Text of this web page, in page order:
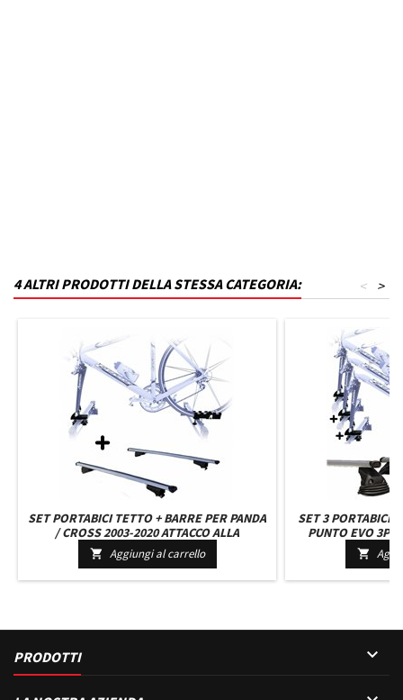
4 ALTRI PRODOTTI DELLA STESSA CATEGORIA: >
<
SET PORTABICI TETTO + BARRE PER PANDA
/ CROSS 2003-2020 ATTACCO ALLA
FORCELLA UNIVERSALE BARRE 110 CM
C/SERRATURA + KIT ATTACCHI
 Aggiungi al carrello
SET 3 PORTABICI
PUNTO EVO 3P
UNIVERSALI

PRODOTTI 